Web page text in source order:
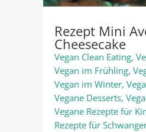
Rezept Mini
Cheesecake
Vegan Clean Eating,
Vegan im Frühling,
Vegan im Winter,
Vegane Desserts,
Vegane Rezepte für
Rezepte für